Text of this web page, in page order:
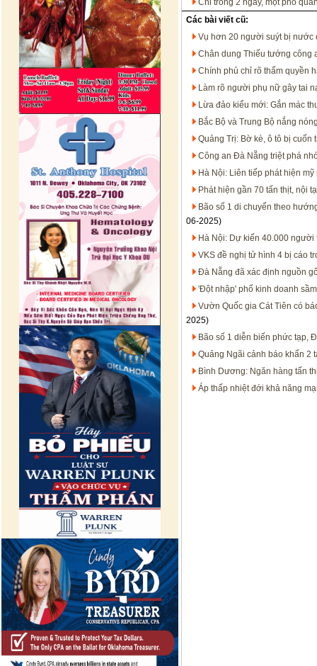
Chỉ trong 2 ngày, một phó
Các bài viết cũ:
Vụ hơn 20 người suýt bị nước
Chân dung Thiếu tướng công
Chính phủ chỉ rõ thẩm quyền
Làm rõ người phụ nữ gây tai
Lừa đảo kiểu mới: Gắn mác
Bắc Bộ và Trung Bộ nắng
Quảng Trị: Bờ kè, ô tô bị
Công an Đà Nẵng triệt phá
Hà Nội: Liên tiếp phát hiện
Phát hiện gần 70 tấn thịt, nội
Bão số 1 di chuyển theo
06-2025)
Hà Nội: Dự kiến 40.000 người
VKS đề nghị tử hình 4 bị cáo
Đà Nẵng đã xác định nguồn
'Đột nhập' phố kinh doanh
Vườn Quốc gia Cát Tiên có
2025)
Bão số 1 diễn biến phức tạp,
Quảng Ngãi cảnh báo khẩn 2
Bình Dương: Ngăn hàng tấn
Áp thấp nhiệt đới khả năng